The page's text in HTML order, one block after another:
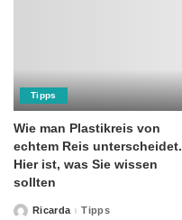
Tipps
Wie man Plastikreis von
echtem Reis unterscheidet.
Hier ist, was Sie wissen
sollten
PostedRicarda Tipps